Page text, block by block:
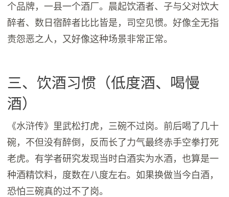
个品牌，一县一个酒厂。晨起饮酒者、子与父对饮大
醉者、数日宿醉者比比皆是，司空见惯。好像全无指
责怨恶之人，又好像这种场景非常正常。
三、饮酒习惯（低度酒、喝慢
酒）
《水浒传》里武松打虎，三碗不过岗。前后喝了几十
碗，不但没有醉倒，反而长了力气最终赤手空拳打死
老虎。有学者研究发现当时白酒实为水酒，也算是一
种酒精饮料，度数在八度左右。如果换做当今白酒，
恐怕三碗真的过不了岗。